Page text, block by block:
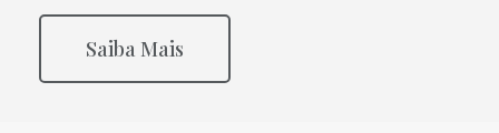
Saiba Mais